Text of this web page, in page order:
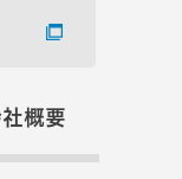
概要